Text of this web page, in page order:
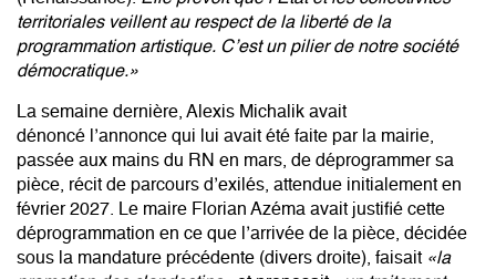
territoriales veillent au respect de la liberté de la
programmation artistique. C’est un pilier de notre société
démocratique.»
La semaine dernière, Alexis Michalik avait
dénoncé l’annonce qui lui avait été faite par la mairie,
passée aux mains du RN en mars, de déprogrammer sa
pièce, récit de parcours d’exilés, attendue initialement en
février 2027. Le maire Florian Azéma avait justifié cette
déprogrammation en ce que l’arrivée de la pièce, décidée
sous la mandature précédente (divers droite), faisait «la